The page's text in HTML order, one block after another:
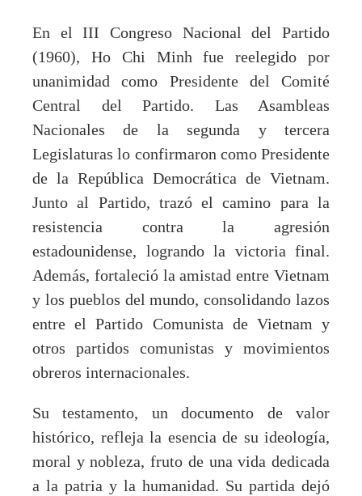
En el III Congreso Nacional del Partido
(1960), Ho Chi Minh fue reelegido por
unanimidad como Presidente del Comité
Central del Partido. Las Asambleas
Nacionales de la segunda y tercera
Legislaturas lo confirmaron como Presidente
de la República Democrática de Vietnam.
Junto al Partido, trazó el camino para la
resistencia contra la agresión
estadounidense, logrando la victoria final.
Además, fortaleció la amistad entre Vietnam
y los pueblos del mundo, consolidando lazos
entre el Partido Comunista de Vietnam y
otros partidos comunistas y movimientos
obreros internacionales.
Su testamento, un documento de valor
histórico, refleja la esencia de su ideología,
moral y nobleza, fruto de una vida dedicada
a la patria y la humanidad. Su partida dejó